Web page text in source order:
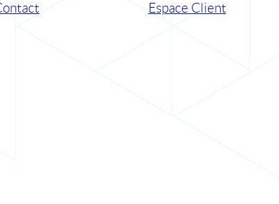
Espace Client